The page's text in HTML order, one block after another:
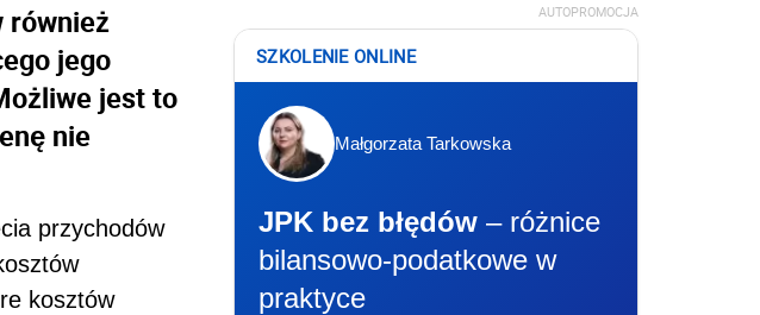
również
jego
jest to
nie
przychodów
kosztów
AUTOPROMOCJA
SZKOLENIE ONLINE
Małgorzata Tarkowska
JPK bez błędów – różnice
bilansowo-podatkowe w
praktyce